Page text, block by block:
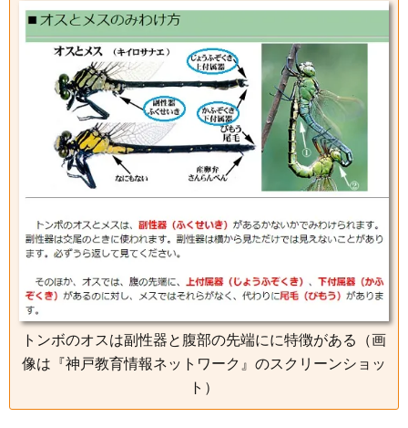
トンボのオスは副性器と腹部の先端にに特徴がある（画
像は『神戸教育情報ネットワーク』のスクリーンショッ
ト）